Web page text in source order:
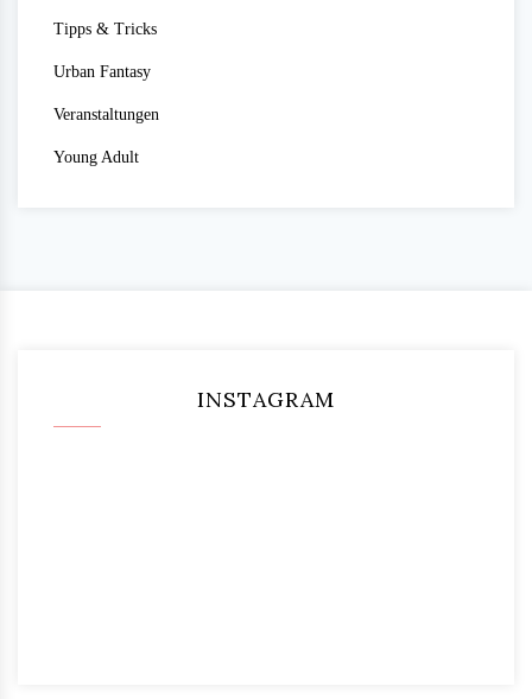
Tipps & Tricks
Urban Fantasy
Veranstaltungen
Young Adult
INSTAGRAM